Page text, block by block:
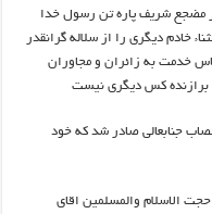
مضجع شریف پاره تن رسول خدا
خادم دیگری را از سلاله گرانقدر
خدمت به زائران و مجاوران
کس دیگری نیست
جنابعالی صادر شد که خود
الاسلام والمسلمین اقای